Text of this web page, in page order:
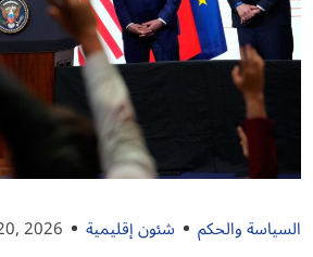
السياسة والحكم شئون إقليمية 2026